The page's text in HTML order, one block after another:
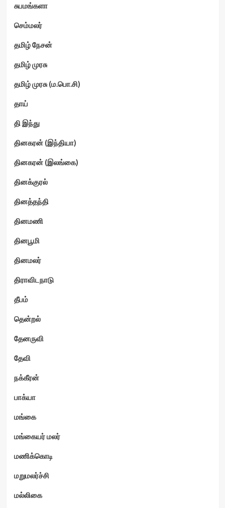
சுபமங்களா
செம்மலர்
தமிழ் நேசன்
தமிழ் முரசு
தமிழ் முரசு (ம.பொ.சி)
தாய்
தி இந்து
தினகரன் (இந்தியா)
தினகரன் (இலங்கை)
தினக்குரல்
தினத்தந்தி
தினமணி
தினபூமி
தினமலர்
திராவிடநாடு
தீபம்
தென்றல்
தேனருவி
தேவி
நக்கீரன்
பாக்யா
மங்கை
மங்கையர் மலர்
மணிக்கொடி
மறுமலர்ச்சி
மல்லிகை